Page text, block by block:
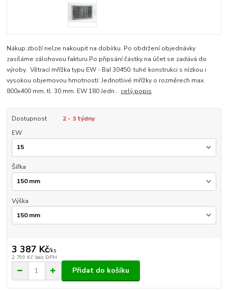
Nákup zboží nelze nakoupit na dobírku. Po obdržení objednávky
zasíláme zálohovou fakturu.Po připsání částky na účet se zadává do
výroby. Větrací mřížka typu EW - BaI 30450: tuhé konstrukci s nízkou i
vysokou objemovou hmotností: Jednotlivé mřížky o rozměrech max.
800x400 mm, tl. 30 mm. EW 180 Jedn... celý popis
Dostupnost
2 - 3 týdny
EW
Šířka
Výška
3 387 Kč/ks
2 799 Kč bez DPH
Přidat do košíku